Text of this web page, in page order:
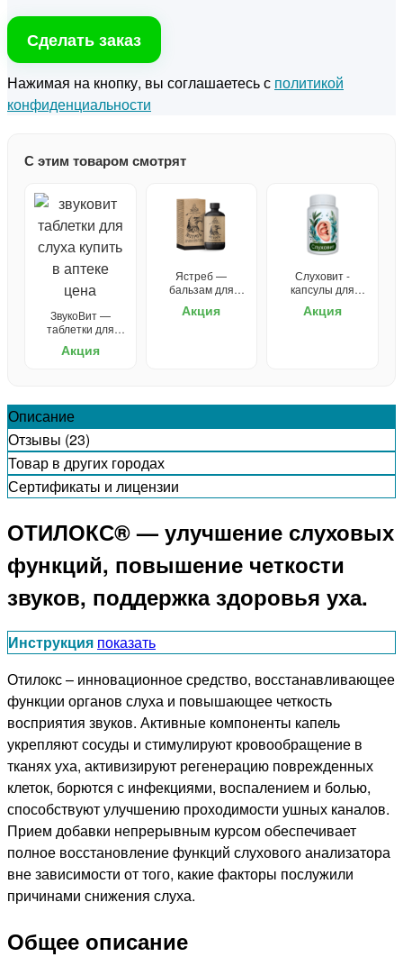
Сделать заказ
Нажимая на кнопку, вы соглашаетесь с политикой
конфиденциальности
С этим товаром смотрят
ЗвукоВит —
таблетки для
Акция
Ястреб —
бальзам для
Акция
Слуховит -
капсулы для
Акция
Описание
Отзывы (23)
Товар в других городах
Сертификаты и лицензии
ОТИЛОКС® — улучшение слуховых
функций, повышение четкости
звуков, поддержка здоровья уха.
Инструкция показать
Отилокс – инновационное средство, восстанавливающее
функции органов слуха и повышающее четкость
восприятия звуков. Активные компоненты капель
укрепляют сосуды и стимулируют кровообращение в
тканях уха, активизируют регенерацию поврежденных
клеток, борются с инфекциями, воспалением и болью,
способствуют улучшению проходимости ушных каналов.
Прием добавки непрерывным курсом обеспечивает
полное восстановление функций слухового анализатора
вне зависимости от того, какие факторы послужили
причинами снижения слуха.
Общее описание